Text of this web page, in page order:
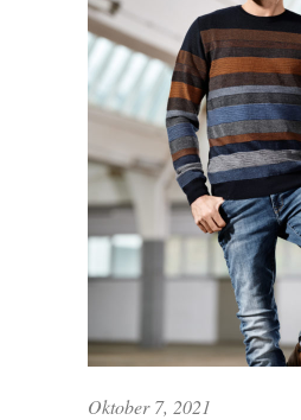
Oktober 7, 2021